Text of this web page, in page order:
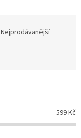
Nejprodávanější
599Kč